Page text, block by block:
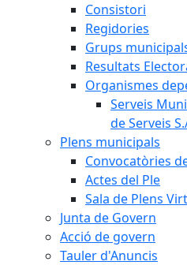
Consistori
Regidories
Grups
Resultats
Organismes
Serveis
de Serveis
Plens municipals
Convocatòries
Actes del Ple
Sala de Plens
Junta de Govern
Acció de govern
Tauler d'Anuncis